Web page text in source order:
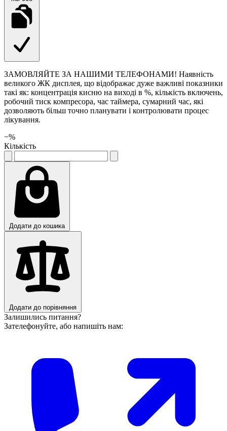
ЗАМОВЛЯЙТЕ ЗА НАШИМИ ТЕЛЕФОНАМИ! Наявність
великого ЖК дисплея, що відображає дуже важливі показники
такі як: концентрація кисню на виході в %, кількість включень,
робочий тиск компресора, час таймера, сумарний час, які
дозволяють більш точно планувати і контролювати процес
лікування.
−%
Кількість
Додати до кошика
Додати до порівняння
Залишились питання?
Зателефонуйте, або напишіть нам: